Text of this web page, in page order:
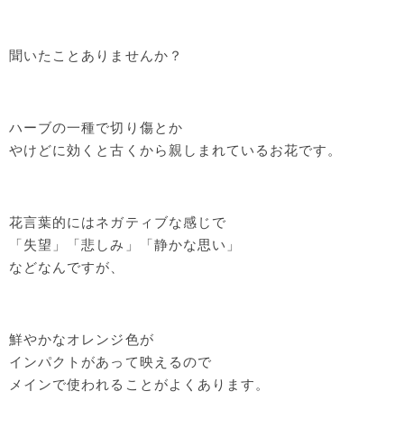
聞いたことありませんか？
ハーブの一種で切り傷とか
やけどに効くと古くから親しまれているお花です。
花言葉的にはネガティブな感じで
「失望」「悲しみ」「静かな思い」
などなんですが、
鮮やかなオレンジ色が
インパクトがあって映えるので
メインで使われることがよくあります。